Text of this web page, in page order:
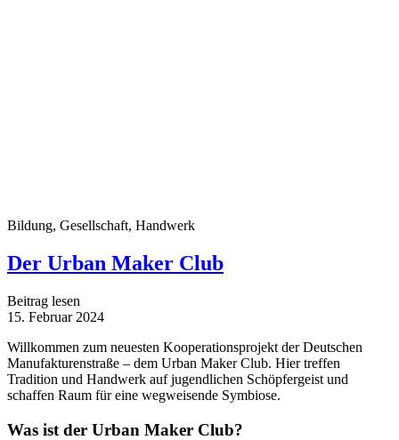
Bildung, Gesellschaft, Handwerk
Der Urban Maker Club
Beitrag lesen
15. Februar 2024
Willkommen zum neuesten Kooperationsprojekt der Deutschen
Manufakturenstraße – dem Urban Maker Club. Hier treffen
Tradition und Handwerk auf jugendlichen Schöpfergeist und
schaffen Raum für eine wegweisende Symbiose.
Was ist der Urban Maker Club?